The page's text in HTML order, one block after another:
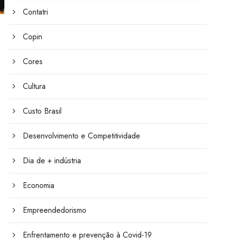
Contatri
Copin
Cores
Cultura
Custo Brasil
Desenvolvimento e Competitividade
Dia de + indústria
Economia
Empreendedorismo
Enfrentamento e prevenção à Covid-19